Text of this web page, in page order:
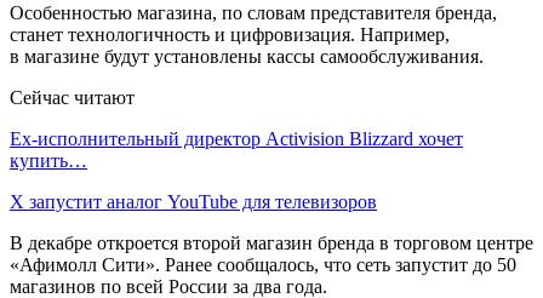
Особенностью магазина, по словам представителя бренда,
станет технологичность и цифровизация. Например,
в магазине будут установлены кассы самообслуживания.
Сейчас читают
Ex-исполнительный директор Activision Blizzard хочет
купить…
X запустит аналог YouTube для телевизоров
В декабре откроется второй магазин бренда в торговом центре
«Афимолл Сити». Ранее сообщалось, что сеть запустит до 50
магазинов по всей России за два года.